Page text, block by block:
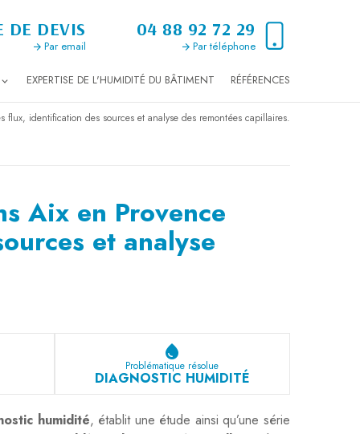
DE DEVIS
Par email
04 88 92 72 29
Par téléphone
EXPERTISE DE L'HUMIDITÉ DU BÂTIMENT RÉFÉRENCES
identification des sources et analyse des remontées capillaires.
Aix en Provence
et analyse
water_drop
Problématique résolue
DIAGNOSTIC HUMIDITÉ
humidité, établit une étude ainsi qu’une série